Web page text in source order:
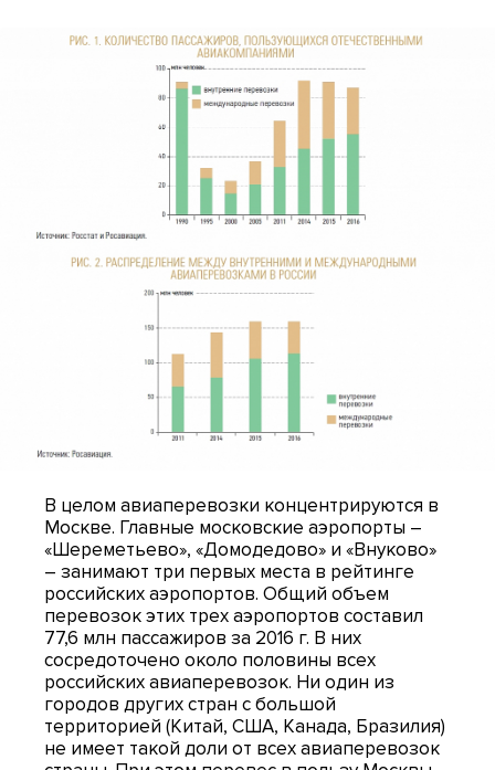
В целом авиаперевозки концентрируются в
Москве. Главные московские аэропорты –
«Шереметьево», «Домодедово» и «Внуково»
– занимают три первых места в рейтинге
российских аэропортов. Общий объем
перевозок этих трех аэропортов составил
77,6 млн пассажиров за 2016 г. В них
сосредоточено около половины всех
российских авиаперевозок. Ни один из
городов других стран с большой
территорией (Китай, США, Канада, Бразилия)
не имеет такой доли от всех авиаперевозок